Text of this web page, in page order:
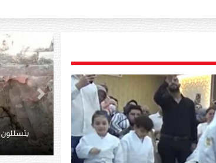
الأكثر قراءة
يتسللون إلى بنك عبر نفق
Previous